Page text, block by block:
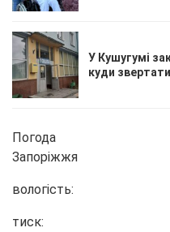
У Кушугумі
куди
Погода
Запоріжжя
вологість:
тиск: